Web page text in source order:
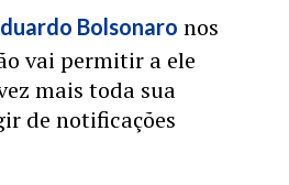
Bolsonaro nos
vai permitir a ele
mais toda sua
de notificações